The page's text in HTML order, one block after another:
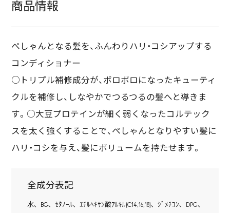
商品情報
ぺしゃんとなる髪を、ふんわりハリ・コシアップする
コンディショナー
○トリプル補修成分が、ボロボロになったキューティ
クルを補修し、しなやかでつるつるの髪へと導きま
す。○大豆プロテインが細く弱くなったコルテック
スを太く強くすることで、ぺしゃんとなりやすい髪に
ハリ・コシを与え、髪にボリュームを持たせます。
全成分表記
水､ BG､ ｾﾀﾉｰﾙ､ ｴﾁﾙﾍｷｻﾝ酸ｱﾙｷﾙ(C14,16,18)､ ｼﾞﾒﾁｺﾝ､ DPG､